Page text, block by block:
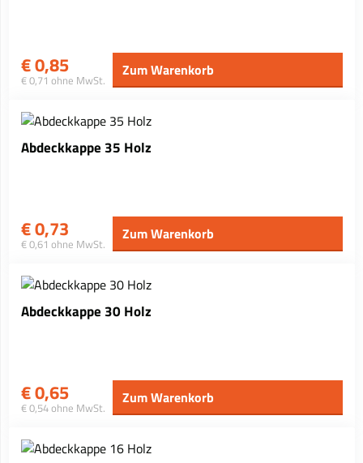
€0,85
€ 0,71 ohne MwSt.
Zum Warenkorb
Abdeckkappe 35 Holz
€0,73
€ 0,61 ohne MwSt.
Zum Warenkorb
Abdeckkappe 30 Holz
€0,65
€ 0,54 ohne MwSt.
Zum Warenkorb